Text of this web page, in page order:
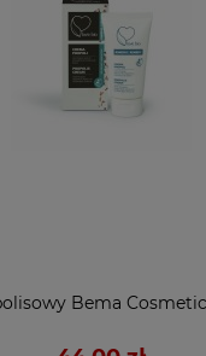
Bema